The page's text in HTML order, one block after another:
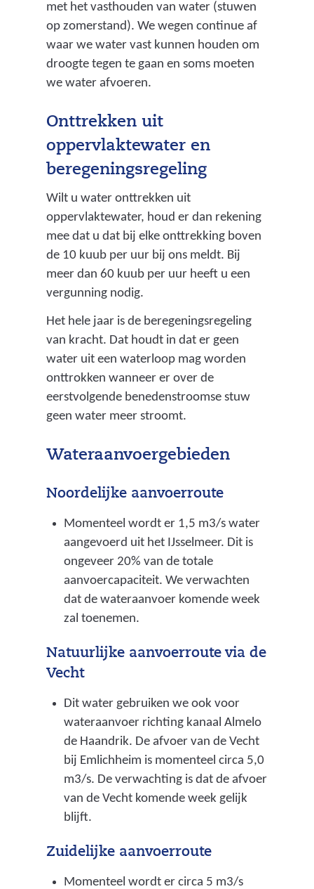
met het vasthouden van water (stuwen
op zomerstand). We wegen continue af
waar we water vast kunnen houden om
droogte tegen te gaan en soms moeten
we water afvoeren.
Onttrekken uit
oppervlaktewater en
beregeningsregeling
Wilt u water onttrekken uit
oppervlaktewater, houd er dan rekening
mee dat u dat bij elke onttrekking boven
de 10 kuub per uur bij ons meldt. Bij
meer dan 60 kuub per uur heeft u een
vergunning nodig.
Het hele jaar is de beregeningsregeling
van kracht. Dat houdt in dat er geen
water uit een waterloop mag worden
onttrokken wanneer er over de
eerstvolgende benedenstroomse stuw
geen water meer stroomt.
Wateraanvoergebieden
Noordelijke aanvoerroute
Momenteel wordt er 1,5 m3/s water
aangevoerd uit het IJsselmeer. Dit is
ongeveer 20% van de totale
aanvoercapaciteit. We verwachten
dat de wateraanvoer komende week
zal toenemen.
Natuurlijke aanvoerroute via de
Vecht
Dit water gebruiken we ook voor
wateraanvoer richting kanaal Almelo
de Haandrik. De afvoer van de Vecht
bij Emlichheim is momenteel circa 5,0
m3/s. De verwachting is dat de afvoer
van de Vecht komende week gelijk
blijft.
Zuidelijke aanvoerroute
Momenteel wordt er circa 5 m3/s